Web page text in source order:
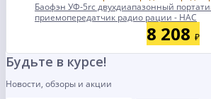
Баофэн УФ-5rc двухдиапазонный
приемопередатчик радио рации - НАС
8 208 ₽
Будьте в курсе!
Новости, обзоры и акции